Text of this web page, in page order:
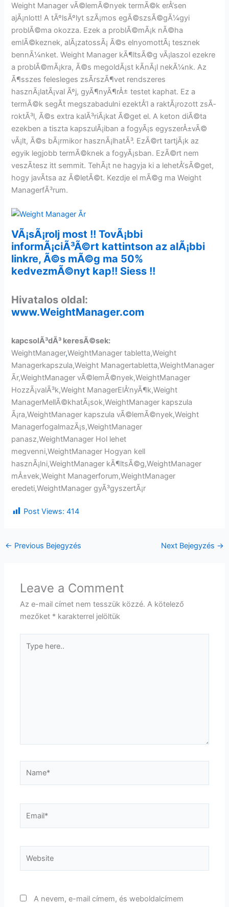
Weight Manager vÃ©lemÃ©nyek termÃ©k erÅ‘sen
ajÃ¡nlott! A tÃºlsÃºlyt szÃ¡mos egÃ©szsÃ©gÃ¼gyi
problÃ©ma okozza. Ezek a problÃ©mÃ¡k nÃ©ha
emlÃ©keznek, alÃ¡zatossÃ¡ Ã©s elnyomottÃ¡ tesznek
bennÃ¼nket. Weight Manager kÃ¶ltsÃ©g vÃ¡laszol ezekre
a problÃ©mÃ¡kra, Ã©s megoldÃ¡st kÃ­nÃ¡l nekÃ¼nk. Az
Ã¶sszes felesleges zsÃ­rszÃ¶vet rendszeres
hasznÃ¡latÃ¡val Ãºj, gyÃ¶nyÃ¶rÅ± testet kaphat. Ez a
termÃ©k segÃ­t megszabadulni ezektÅ‘l a raktÃ¡rozott zsÃ­
roktÃ³l, Ã©s extra kalÃ³riÃ¡kat Ã©get el. A keton diÃ©ta
ezekben a tiszta kapszulÃ¡iban a fogyÃ¡s egyszerÅ±vÃ©
vÃ¡lt, Ã©s bÃ¡rmikor hasznÃ¡lhatÃ³. EzÃ©rt tartjÃ¡k az
egyik legjobb termÃ©knek a fogyÃ¡sban. EzÃ©rt nem
veszÃ­tesz itt semmit. TehÃ¡t ne hagyja ki a lehetÅ‘sÃ©get,
hogy javÃ­tsa az Ã©letÃ©t. Kezdje el mÃ©g ma Weight
ManagerfÃ³rum.
VÃ¡sÃ¡rolj most !! TovÃ¡bbi
informÃ¡ciÃ³Ã©rt kattintson az alÃ¡bbi
linkre, Ã©s mÃ©g ma 50%
kedvezmÃ©nyt kap!! Siess !!
Hivatalos oldal:
www.WeightManager.com
kapcsolÃ³dÃ³ keresÃ©sek:
WeightManager,WeightManager tabletta,Weight
Managerkapszula,Weight Managertabletta,WeightManager
Ãr,WeightManager vÃ©lemÃ©nyek,WeightManager
HozzÃ¡valÃ³k,Weight ManagerElÅ‘nyÃ¶k,Weight
ManagerMellÃ©khatÃ¡sok,WeightManager kapszula
Ã¡ra,WeightManager kapszula vÃ©lemÃ©nyek,Weight
ManagerfogalmazÃ¡s,WeightManager
panasz,WeightManager Hol lehet
megvenni,WeightManager Hogyan kell
hasznÃ¡lni,WeightManager kÃ¶ltsÃ©g,WeightManager
mÅ±vek,Weight Managerforum,WeightManager
eredeti,WeightManager gyÃ³gyszertÃ¡r
Post Views: 414
← Previous Bejegyzés Next Bejegyzés →
Leave a Comment
Az e-mail címet nem tesszük közzé. A kötelező
mezőket * karakterrel jelöltük
here..
A nevem, e-mail címem, és weboldalcímem